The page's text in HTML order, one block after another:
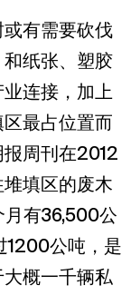
有需要砍伐
纸张、塑胶
连接，加上
最占位置而
周刊在2012
填区的废木
有36,500公
1200公吨，是
概一千辆私